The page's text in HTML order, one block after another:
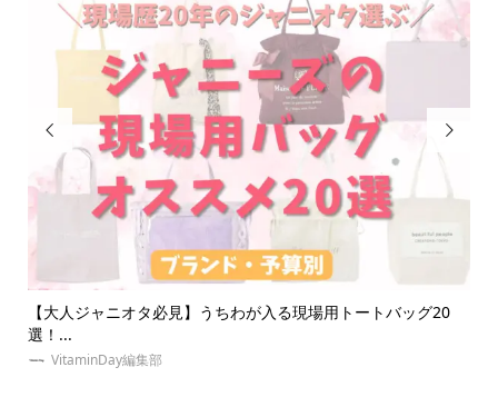

用トートバッグ20
推し・本人不在の誕生日会で準備することは？
